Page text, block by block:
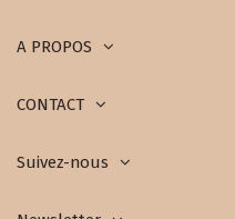
A PROPOS
CONTACT
Suivez-nous